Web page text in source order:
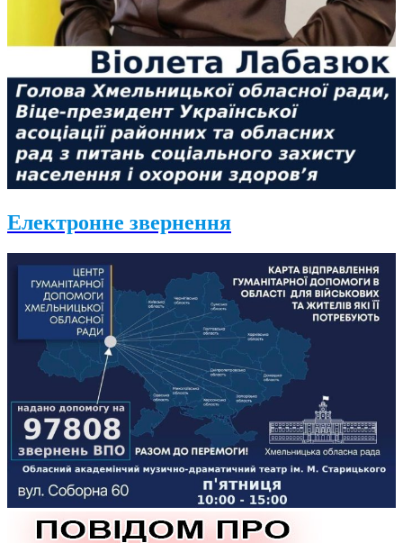
Електронне звернення